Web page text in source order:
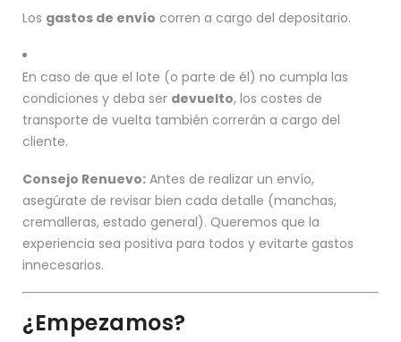
Los gastos de envío corren a cargo del depositario.
En caso de que el lote (o parte de él) no cumpla las
condiciones y deba ser devuelto, los costes de
transporte de vuelta también correrán a cargo del
cliente.
Consejo Renuevo: Antes de realizar un envío,
asegúrate de revisar bien cada detalle (manchas,
cremalleras, estado general). Queremos que la
experiencia sea positiva para todos y evitarte gastos
innecesarios.
¿Empezamos?